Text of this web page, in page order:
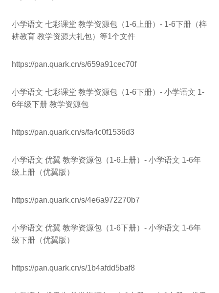
小学语文 七彩课堂 教学资源包（1-6上册）- 1-6下册（梓
耕教育 教学资源大礼包）等1个文件
https://pan.quark.cn/s/659a91cec70f
小学语文 七彩课堂 教学资源包（1-6下册）- 小学语文 1-
6年级下册 教学资源包
https://pan.quark.cn/s/fa4c0f1536d3
小学语文 优翼 教学资源包（1-6上册）- 小学语文 1-6年
级上册（优翼版）
https://pan.quark.cn/s/4e6a972270b7
小学语文 优翼 教学资源包（1-6下册）- 小学语文 1-6年
级下册（优翼版）
https://pan.quark.cn/s/1b4afdd5baf8